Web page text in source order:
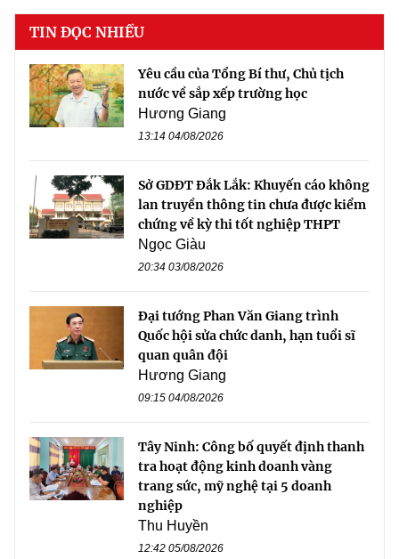
TIN ĐỌC NHIỀU
Yêu cầu của Tổng Bí thư, Chủ tịch
nước về sắp xếp trường học
Hương Giang
13:14 04/08/2026
Sở GDĐT Đắk Lắk: Khuyến cáo không
lan truyền thông tin chưa được kiểm
chứng về kỳ thi tốt nghiệp THPT
Ngọc Giàu
20:34 03/08/2026
Đại tướng Phan Văn Giang trình
Quốc hội sửa chức danh, hạn tuổi sĩ
quan quân đội
Hương Giang
09:15 04/08/2026
Tây Ninh: Công bố quyết định thanh
tra hoạt động kinh doanh vàng
trang sức, mỹ nghệ tại 5 doanh
nghiệp
Thu Huyền
12:42 05/08/2026